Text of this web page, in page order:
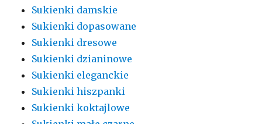
Sukienki damskie
Sukienki dopasowane
Sukienki dresowe
Sukienki dzianinowe
Sukienki eleganckie
Sukienki hiszpanki
Sukienki koktajlowe